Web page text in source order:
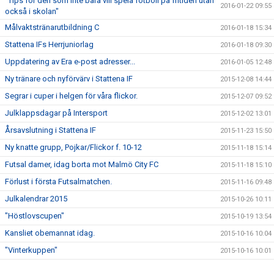
också i skolan"
2016-01-22 09:55
Målvaktstränarutbildning C 2016-01-18 15:34
Stattena IFs Herrjuniorlag 2016-01-18 09:30
Uppdatering av Era e-post adresser... 2016-01-05 12:48
Ny tränare och nyförvärv i Stattena IF 2015-12-08 14:44
Segrar i cuper i helgen för våra flickor. 2015-12-07 09:52
Julklappsdagar på Intersport 2015-12-02 13:01
Årsavslutning i Stattena IF 2015-11-23 15:50
Ny knatte grupp, Pojkar/Flickor f. 10-12 2015-11-18 15:14
Futsal damer, idag borta mot Malmö City FC 2015-11-18 15:10
Förlust i första Futsalmatchen. 2015-11-16 09:48
Julkalendrar 2015 2015-10-26 10:11
"Höstlovscupen" 2015-10-19 13:54
Kansliet obemannat idag. 2015-10-16 10:04
"Vinterkuppen" 2015-10-16 10:01